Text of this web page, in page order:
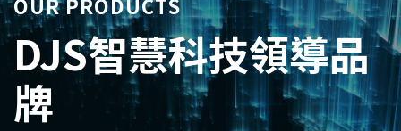
DJS智慧科技領導品
牌